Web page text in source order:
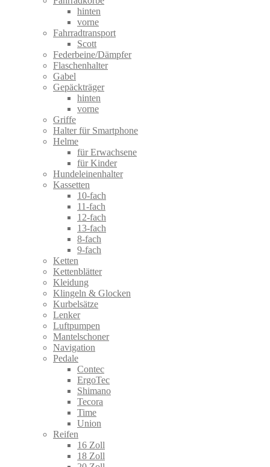
hinten
vorne
Fahrradtransport
Scott
Federbeine/Dämpfer
Flaschenhalter
Gabel
Gepäckträger
hinten
vorne
Griffe
Halter für Smartphone
Helme
für Erwachsene
für Kinder
Hundeleinenhalter
Kassetten
10-fach
11-fach
12-fach
13-fach
8-fach
9-fach
Ketten
Kettenblätter
Kleidung
Klingeln & Glocken
Kurbelsätze
Lenker
Luftpumpen
Mantelschoner
Navigation
Pedale
Contec
ErgoTec
Shimano
Tecora
Time
Union
Reifen
16 Zoll
18 Zoll